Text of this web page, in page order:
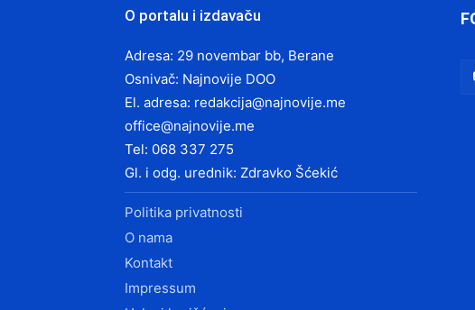
O portalu i izdavaču
Adresa: 29 novembar bb, Berane
Osnivač: Najnovije DOO
El. adresa: redakcija@najnovije.me
office@najnovije.me
Tel: 068 337 275
Gl. i odg. urednik: Zdravko Šćekić
Politika privatnosti
O nama
Kontakt
Impressum